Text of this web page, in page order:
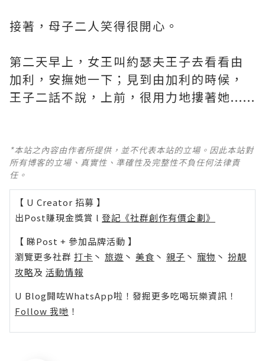
接著，母子二人笑得很開心。
第二天早上，女王叫約瑟夫王子去看看由
加利，安撫她一下；見到由加利的時候，
王子二話不說，上前，很用力地摟著她......
*本站之內容由作者所提供，並不代表本站的立場。因此本站對
所有博客的立場、真實性、準確性及完整性不負任何法律責
任。
【 U Creator 招募 】
出Post賺現金獎賞 l 登記《社群創作有價企劃》
【 睇Post + 參加品牌活動 】
瀏覽更多社群 打卡 丶 旅遊 丶 美食 丶 親子 丶 寵物 丶 扮靚
攻略及 活動情報
U Blog開咗WhatsApp啦！發掘更多吃喝玩樂資訊！
Follow 我哋 ！